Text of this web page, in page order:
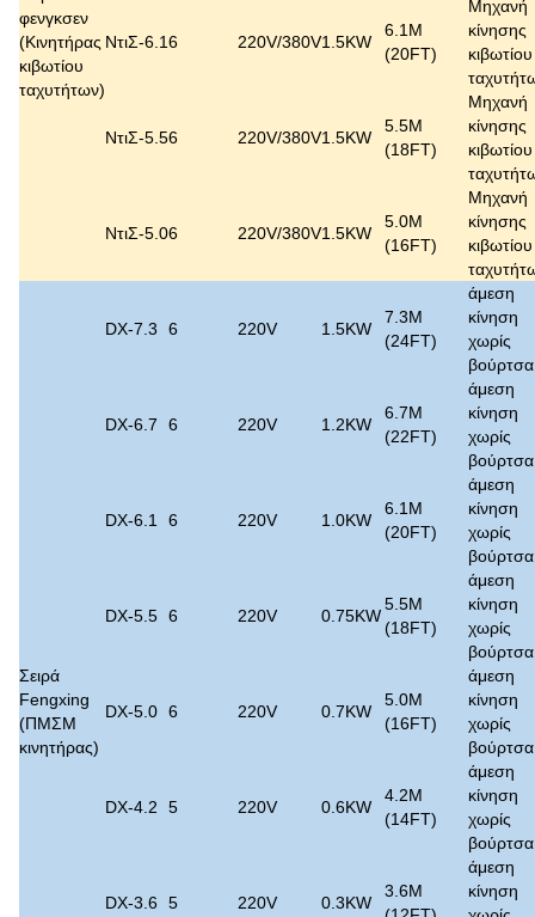
φενγκσεν
(Κινητήρας
κιβωτίου
ταχυτήτων)
ΝτιΣ-6.16 220V/380V1.5KW
6.1M
(20FT)
Μηχανή
κίνησης
κιβωτίου
ΝτιΣ-5.56 220V/380V1.5KW
5.5M
(18FT)
Μηχανή
κίνησης
κιβωτίου
ΝτιΣ-5.06 220V/380V1.5KW
5.0M
(16FT)
Μηχανή
κίνησης
κιβωτίου
Σειρά
Fengxing
(ΠΜΣΜ
κινητήρας)
DX-7.3 6 220V 1.5KW
7.3M
(24FT)
άμεση
κίνηση
χωρίς
βούρτσα
DX-6.7 6 220V 1.2KW
6.7M
(22FT)
άμεση
κίνηση
χωρίς
βούρτσα
DX-6.1 6 220V 1.0KW
6.1M
(20FT)
άμεση
κίνηση
χωρίς
βούρτσα
DX-5.5 6 220V 0.75KW
5.5M
(18FT)
άμεση
κίνηση
χωρίς
βούρτσα
DX-5.0 6 220V 0.7KW
5.0M
(16FT)
άμεση
κίνηση
χωρίς
βούρτσα
DX-4.2 5 220V 0.6KW
4.2M
(14FT)
άμεση
κίνηση
χωρίς
βούρτσα
DX-3.6 5 220V 0.3KW
3.6M
άμεση
κίνηση